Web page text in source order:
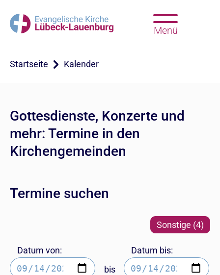
Menü
Startseite Kalender
Gottesdienste, Konzerte und
mehr: Termine in den
Kirchengemeinden
Termine suchen
Sonstige (4)
Datum von:
bis
Datum bis: